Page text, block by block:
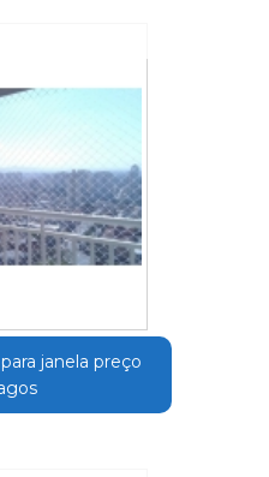
janela preço